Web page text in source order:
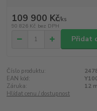
109 900 Kč/ks
90 826 Kč bez DPH
Přidat
Číslo produktu:
EAN kód:
Záruka:
12
Hlídat cenu / dostupnost